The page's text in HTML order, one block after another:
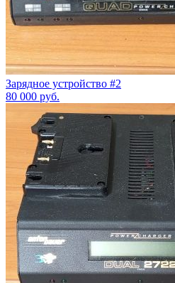
Зарядное устройство #2
80 000 руб.